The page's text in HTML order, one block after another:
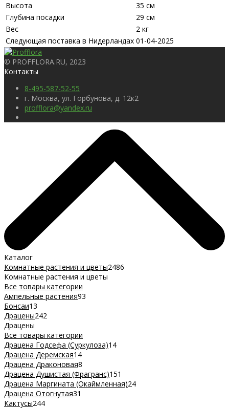
Высота
35 см
Глубина посадки
29 см
Вес
2 кг
Следующая поставка в Нидерландах 01-04-2025
© PROFFLORA.RU, 2023
Контакты
8-495-587-52-55
г. Москва, ул. Горбунова, д. 12к2
profflora@yandex.ru
Каталог
Комнатные растения и цветы2486
Комнатные растения и цветы
Все товары категории
Ампельные растения93
Бонсаи13
Драцены242
Драцены
Все товары категории
Драцена Годсефа (Суркулоза)14
Драцена Деремская14
Драцена Драконовая8
Драцена Душистая (Фрагранс)151
Драцена Маргината (Окаймленная)24
Драцена Отогнутая31
Кактусы244